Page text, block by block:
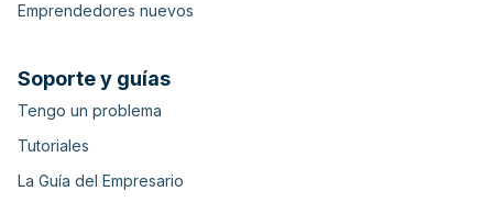
Emprendedores nuevos
Soporte y guías
Tengo un problema
Tutoriales
La Guía del Empresario